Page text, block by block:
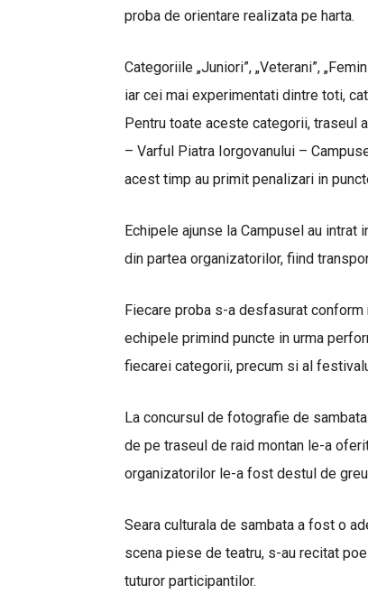
proba de orientare realizata pe harta.
Categoriile „Juniori”, „Veterani”,
iar cei mai experimentati dintre toti,
Pentru toate aceste categorii, traseul
– Varful Piatra Iorgovanului –
acest timp au primit penalizari in
Echipele ajunse la Campusel au intrat
din partea organizatorilor, fiind
Fiecare proba s-a desfasurat conform
echipele primind puncte in urma
fiecarei categorii, precum si al
La concursul de fotografie de
de pe traseul de raid montan le-a
organizatorilor le-a fost destul de
Seara culturala de sambata a fost o
scena piese de teatru, s-au recitat
tuturor participantilor.